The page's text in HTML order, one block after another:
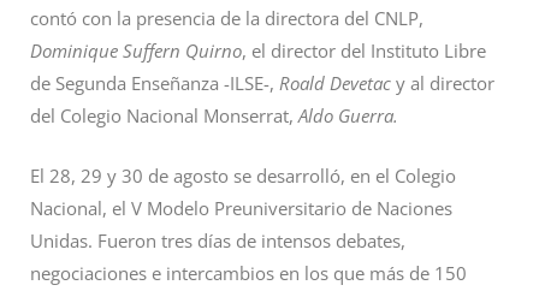
contó con la presencia de la directora del CNLP,
Dominique Suffern Quirno, el director del Instituto Libre
de Segunda Enseñanza -ILSE-, Roald Devetac y al director
del Colegio Nacional Monserrat,Aldo Guerra.
El 28, 29 y 30 de agosto se desarrolló, en el Colegio
Nacional, el V Modelo Preuniversitario de Naciones
Unidas. Fueron tres días de intensos debates,
negociaciones e intercambios en los que más de 150